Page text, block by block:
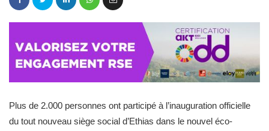
Plus de 2.000 personnes ont participé à l’inauguration officielle
du tout nouveau siège social d’Ethias dans le nouvel éco-